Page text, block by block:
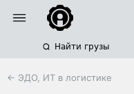
Найти грузы
← ЭДО, ИТ в логистике